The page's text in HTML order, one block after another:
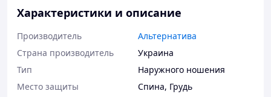
Характеристики и описание
Производитель
Альтернатива
Страна производитель
Украина
Тип
Наружного ношения
Место защиты
Спина, Грудь